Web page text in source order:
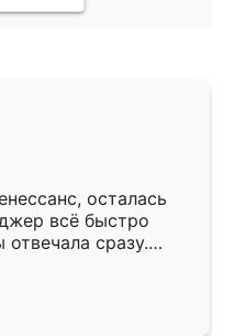
осталась
всё быстро
сразу.
подошёл к
Собрали
аккуратно, даже